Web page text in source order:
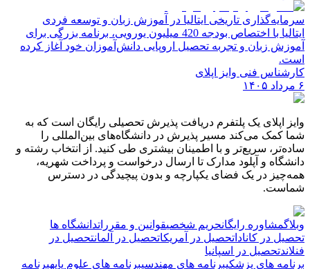
سرمایه‌گذاری تاریخی ایتالیا در آموزش زبان و توسعه فردی
ایتالیا با اختصاص بودجه 420 میلیون یورویی، برنامه بزرگی برای
آموزش زبان و تجربه تحصیل اروپایی دانش‌آموزان خود آغاز کرده
است.
کارشناس فنی وایز اپلای
۶ مرداد ۱۴۰۵
وایز اپلای یک پلتفرم دریافت پذیرش تحصیلی رایگان است که به
شما کمک می‌کند مسیر پذیرش در دانشگاه‌های بین‌المللی را
ساده‌تر، سریع‌تر و با اطمینان بیشتری طی کنید. از انتخاب رشته و
دانشگاه و آپلود مدارک تا ارسال درخواست و پرداخت شهریه،
همه‌چیز در یک فضای یکپارچه و بدون پیچیدگی در دسترس
شماست.
وبلاگمشاوره رایگانحریم شخصیقوانین و مقرراتدانشگاه ها
تحصیل در کانادا تحصیل در آمریکاتحصیل در آلمانتحصیل در
فنلاندتحصیل در اسپانیا
برنامه های پزشکیبرنامه های مهندسیبرنامه های علوم پایهبرنامه